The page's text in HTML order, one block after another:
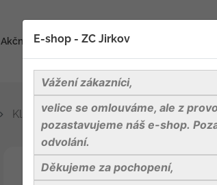
Akční zboží Blog Kontakty
Klidná duše sv. Hildegardy bio 27g
E-shop - ZC Jirkov
Vážení zákazníci,
velice se omlouváme, ale z
pozastavujeme náš e-shop.
odvolání.
Děkujeme za pochopení,